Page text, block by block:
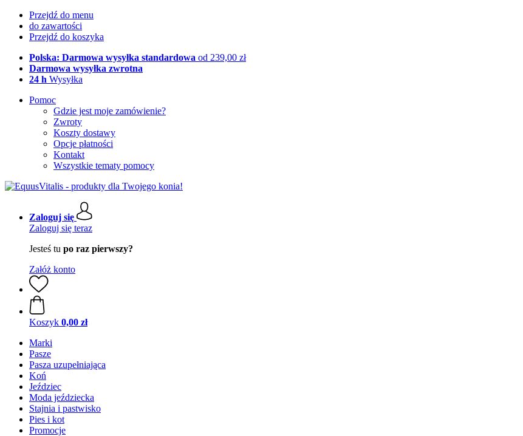
Przejdź do menu
do zawartości
Przejdź do koszyka
Polska: Darmowa wysyłka standardowa od 239,00 zł
Darmowa wysyłka zwrotna
24 h Wysyłka
Pomoc
Gdzie jest moje zamówienie?
Zwroty
Koszty dostawy
Opcje płatności
Kontakt
Wszystkie tematy pomocy
Zaloguj się
Zaloguj się teraz
Jesteś tu po raz pierwszy?
Załóż konto
Koszyk 0,00 zł
Marki
Pasze
Pasza uzupełniająca
Koń
Jeździec
Moda jeździecka
Stajnia i pastwisko
Pies i kot
Promocje